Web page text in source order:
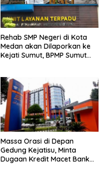
Rehab SMP Negeri di Kota
Medan akan Dilaporkan ke
Kejati Sumut, BPMP Sumut
Massa Orasi di Depan
Gedung Kejatisu, Minta
Dugaan Kredit Macet Bank